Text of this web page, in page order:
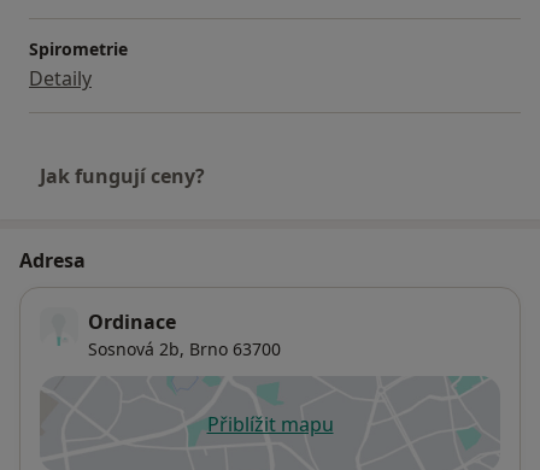
Spirometrie
Detaily
Jak fungují ceny?
Adresa
Ordinace
Sosnová 2b, Brno 63700
Přiblížit mapuse otevře v nové záložce